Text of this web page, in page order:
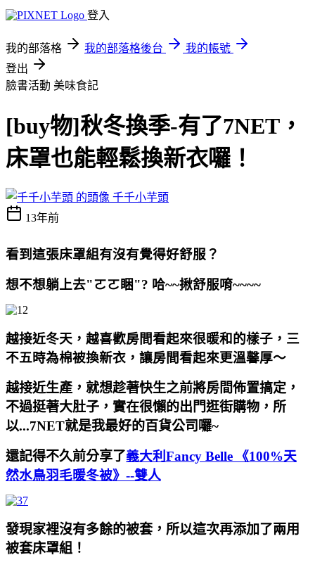
登入
我的部落格 我的部落格後台
我的帳號
登出
臉書活動 美味食記
[buy物]秋冬換季-有了7NET，
床罩也能輕鬆換新衣囉！
千千小芋頭
13年前
看到這張床罩組有沒有覺得好舒服？
想不想躺上去"ㄛㄛ睏"? 哈~~揪舒服唷~~~~
越接近冬天，越喜歡房間看起來很暖和的樣子，三
不五時為棉被換新衣，讓房間看起來更溫馨厚～
越接近生產，就想趁著快生之前將房間佈置搞定，
不過挺著大肚子，實在很懶的出門逛街購物，所
以...7NET就是我最好的百貨公司囉~
還記得不久前分享了義大利Fancy Belle
《100%天
然水鳥羽毛暖冬被》--雙人
發現家裡沒有多餘的被套，所以這次再添加了兩用
被套床罩組！